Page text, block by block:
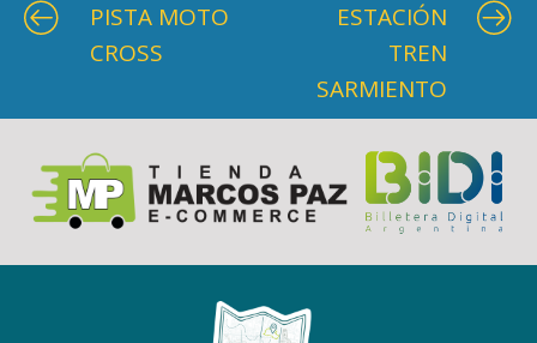
PISTA MOTO
CROSS
ESTACIÓN
TREN
SARMIENTO